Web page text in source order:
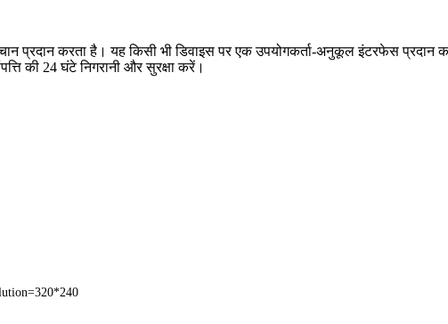
प्रदान करता है। यह किसी भी डिवाइस पर एक उपयोगकर्ता-अनुकूल इंटरफेस प्रदान
की 24 घंटे निगरानी और सुरक्षा करें।